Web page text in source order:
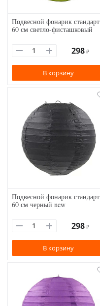
Подвесной фонарик стандарт
60 см светло-фисташковый
298 ₽
В корзину
Подвесной фонарик стандарт
60 см черный new
298 ₽
В корзину